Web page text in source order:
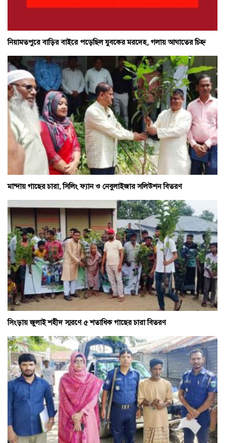
নিয়ামতপুরে বাড়ির বাইরে পড়েছিল যুবকের মরদেহ, গলায় আঘাতের চিহ্ন
মান্দায় গাছের চারা, সিলিং ফ্যান ও নেবুলাইজার সলিউশন বিতরণ
সিংড়ায় জুলাই শহীদ স্মরণে ৫ শতাধিক গাছের চারা বিতরণ